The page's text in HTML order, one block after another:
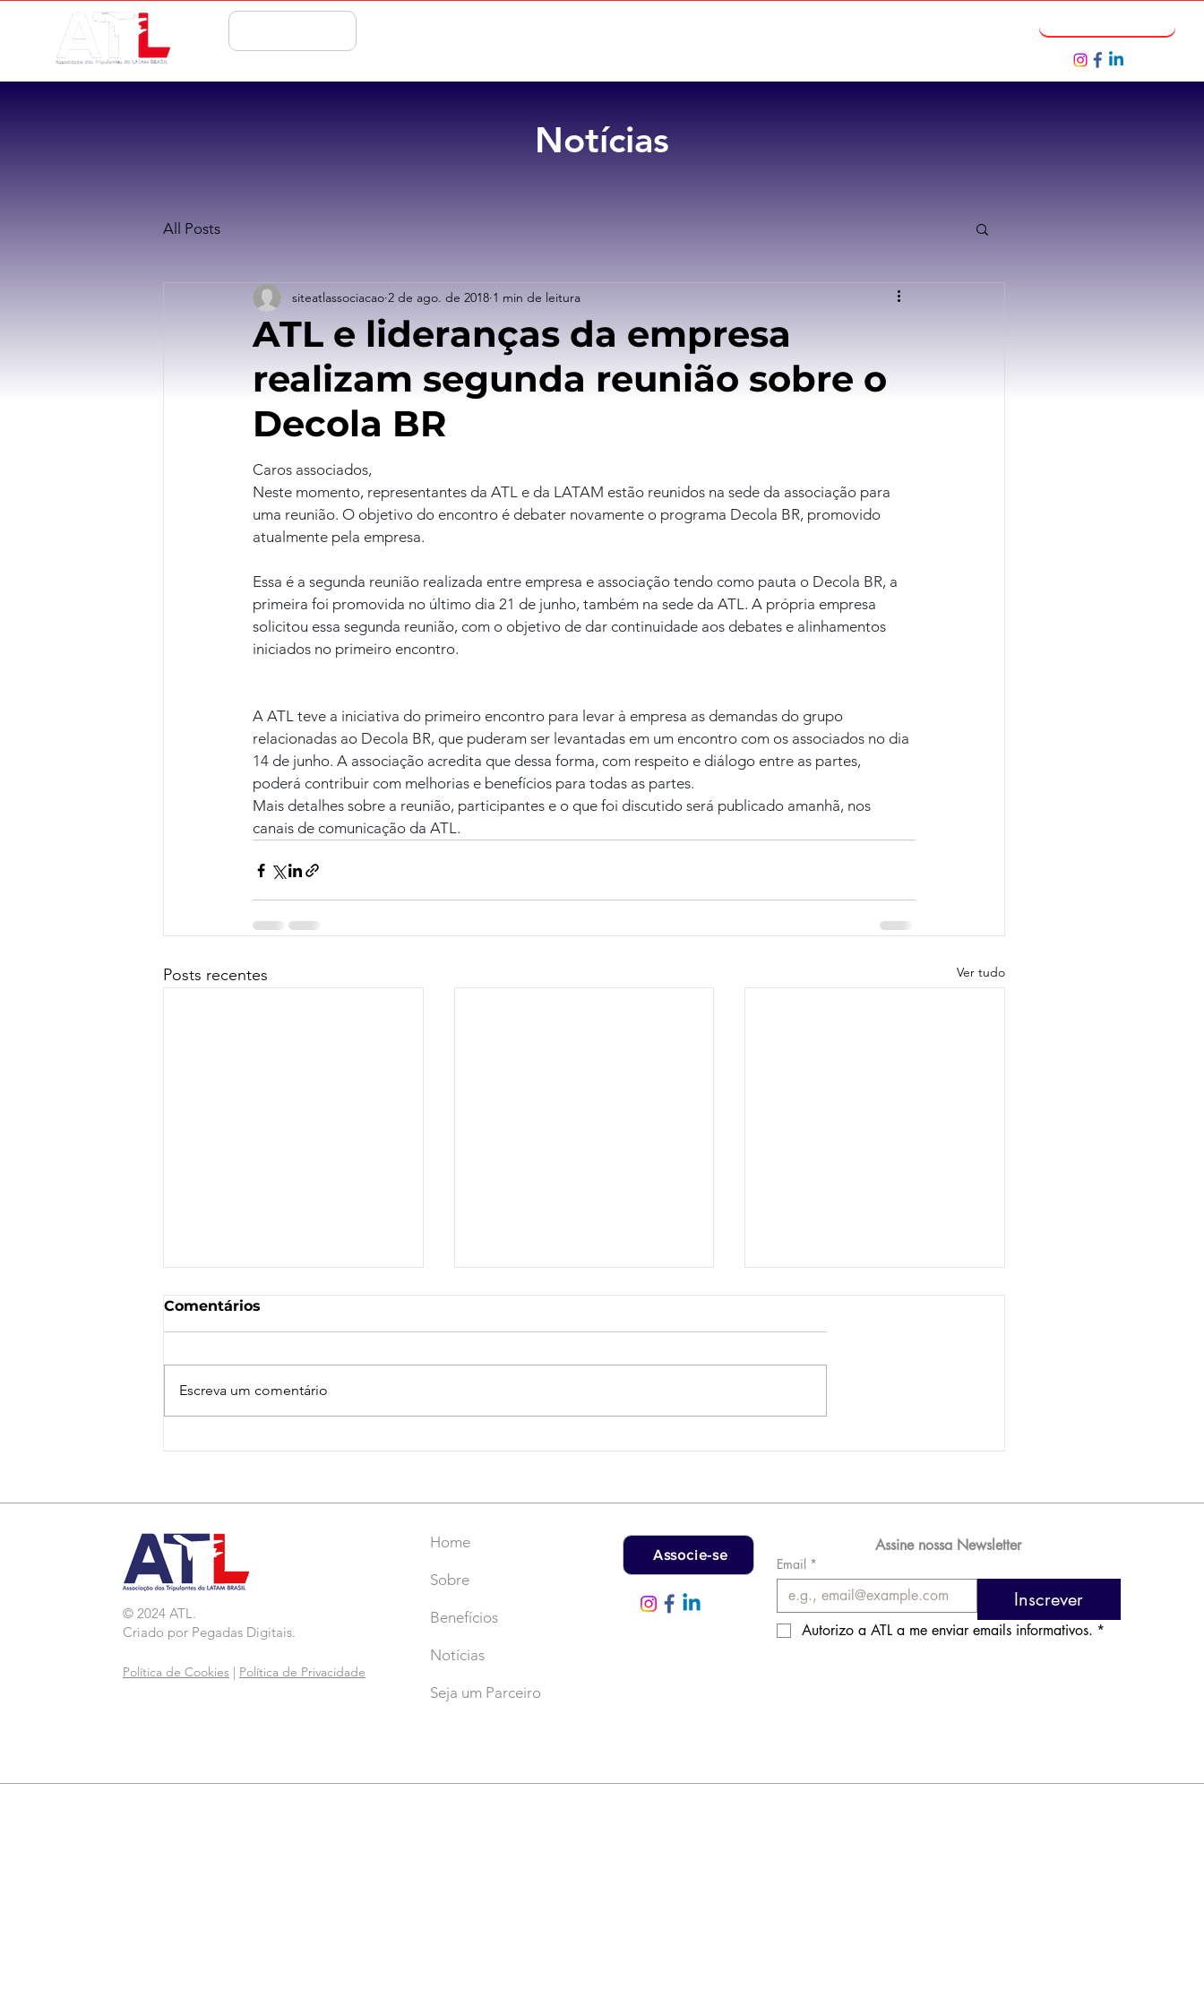
Notícias
All Posts
ATL e lideranças da empresa
realizam segunda reunião sobre o
Decola BR
siteatlassociacao 2 de ago. de 2018 1 min de leitura
Caros associados,
Neste momento, representantes da ATL e da LATAM estão reunidos na sede da associação para
uma reunião. O objetivo do encontro é debater novamente o programa Decola BR, promovido
atualmente pela empresa.
Essa é a segunda reunião realizada entre empresa e associação tendo como pauta o Decola BR, a
primeira foi promovida no último dia 21 de junho, também na sede da ATL. A própria empresa
solicitou essa segunda reunião, com o objetivo de dar continuidade aos debates e alinhamentos
iniciados no primeiro encontro.
A ATL teve a iniciativa do primeiro encontro para levar à empresa as demandas do grupo
relacionadas ao Decola BR, que puderam ser levantadas em um encontro com os associados no dia
14 de junho. A associação acredita que dessa forma, com respeito e diálogo entre as partes,
poderá contribuir com melhorias e benefícios para todas as partes.
Mais detalhes sobre a reunião, participantes e o que foi discutido será publicado amanhã, nos
canais de comunicação da ATL.
Posts recentes Ver tudo
Comentários
Escreva um comentário
© 2024 ATL.
Criado por Pegadas Digitais.
Política de Cookies Política de Privacidade
Home
Sobre
Benefícios
Notícias
Seja um Parceiro
Associe-se
Assine nossa Newsletter
Email *
Inscrever
Autorizo a ATL a me enviar emails informativos. *